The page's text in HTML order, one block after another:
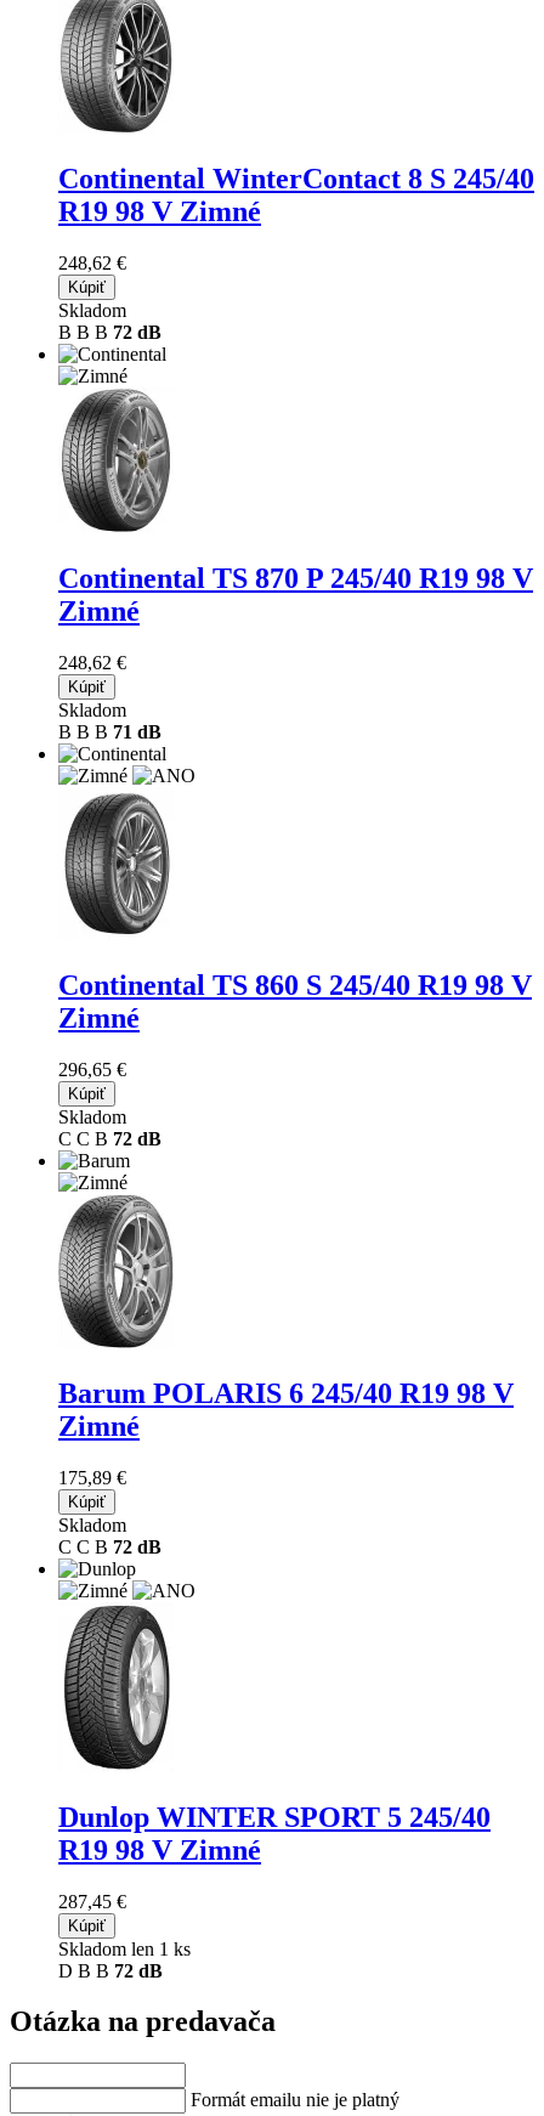
Continental WinterContact 8 S 245/40
R19 98 V Zimné
248,62 €
Kúpiť
Skladom
B B B 72 dB
Continental TS 870 P 245/40 R19 98 V
Zimné
248,62 €
Kúpiť
Skladom
B B B 71 dB
Continental TS 860 S 245/40 R19 98 V
Zimné
296,65 €
Kúpiť
Skladom
C C B 72 dB
Barum POLARIS 6 245/40 R19 98 V
Zimné
175,89 €
Kúpiť
Skladom
C C B 72 dB
Dunlop WINTER SPORT 5 245/40
R19 98 V Zimné
287,45 €
Kúpiť
Skladom len 1 ks
D B B 72 dB
Otázka na predavača
Formát emailu nie je platný